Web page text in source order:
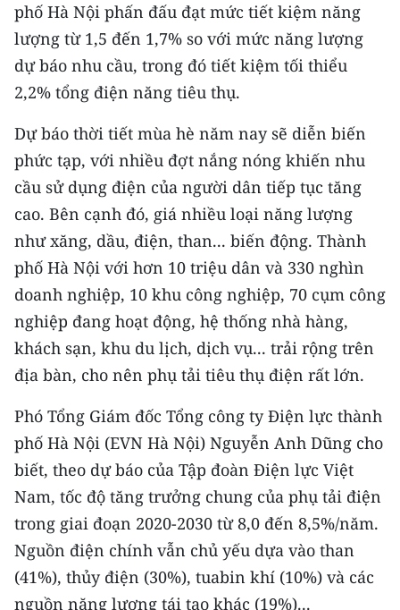
Duyên hải Nam Trung Bộ và Tây
Nguyên
Đông Nam Bộ
Đồng bằng sông Cửu Long
Chuyên trang Hà Nội
Chuyên trang TP. Hồ Chí Minh
CHUYÊN ĐỀ
CÁC CHUYÊN TRANG
VỀ BÁO NHÂN DÂN
NHÂN DÂN CUỐI TUẦN
NHÂN DÂN HẰNG THÁNG
MUA BÁO
ĐỌC BÁO IN
phố Hà Nội phấn đấu đạt mức tiết kiệm năng
lượng từ 1,5 đến 1,7% so với mức năng lượng
dự báo nhu cầu, trong đó tiết kiệm tối thiểu
2,2% tổng điện năng tiêu thụ.
Dự báo thời tiết mùa hè năm nay sẽ diễn biến
phức tạp, với nhiều đợt nắng nóng khiến nhu
cầu sử dụng điện của người dân tiếp tục tăng
cao. Bên cạnh đó, giá nhiều loại năng lượng
như xăng, dầu, điện, than... biến động. Thành
phố Hà Nội với hơn 10 triệu dân và 330 nghìn
doanh nghiệp, 10 khu công nghiệp, 70 cụm công
nghiệp đang hoạt động, hệ thống nhà hàng,
khách sạn, khu du lịch, dịch vụ... trải rộng trên
địa bàn, cho nên phụ tải tiêu thụ điện rất lớn.
Phó Tổng Giám đốc Tổng công ty Điện lực thành
phố Hà Nội (EVN Hà Nội) Nguyễn Anh Dũng cho
biết, theo dự báo của Tập đoàn Điện lực Việt
Nam, tốc độ tăng trưởng chung của phụ tải điện
trong giai đoạn 2020-2030 từ 8,0 đến 8,5%/năm.
Nguồn điện chính vẫn chủ yếu dựa vào than
(41%), thủy điện (30%), tuabin khí (10%) và các
nguồn năng lượng tái tạo khác (19%)...